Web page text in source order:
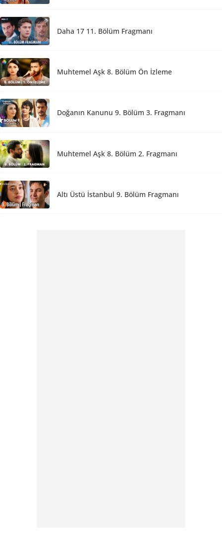
Daha 17 11. Bölüm Fragmanı
Muhtemel Aşk 8. Bölüm Ön İzleme
Doğanın Kanunu 9. Bölüm 3. Fragmanı
Muhtemel Aşk 8. Bölüm 2. Fragmanı
Altı Üstü İstanbul 9. Bölüm Fragmanı